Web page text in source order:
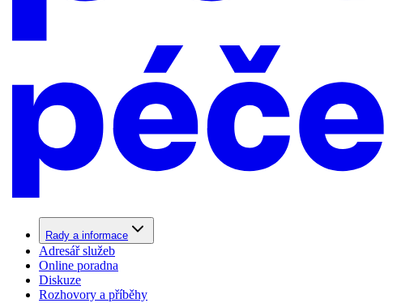
Rady a informace
Adresář služeb
Online poradna
Diskuze
Rozhovory a příběhy